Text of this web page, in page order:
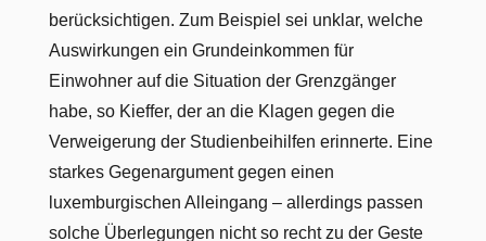
berücksichtigen. Zum Beispiel sei unklar, welche
Auswirkungen ein Grundeinkommen für
Einwohner auf die Situation der Grenzgänger
habe, so Kieffer, der an die Klagen gegen die
Verweigerung der Studienbeihilfen erinnerte. Eine
starkes Gegenargument gegen einen
luxemburgischen Alleingang – allerdings passen
solche Überlegungen nicht so recht zu der Geste